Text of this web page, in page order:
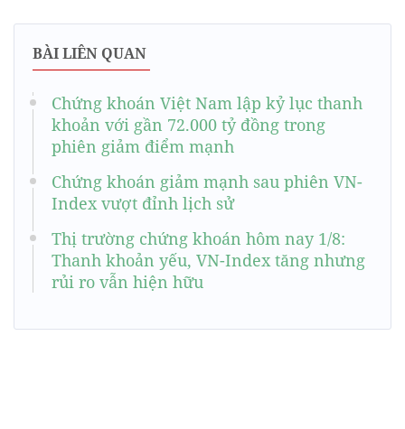
BÀI LIÊN QUAN
Chứng khoán Việt Nam lập kỷ lục thanh
khoản với gần 72.000 tỷ đồng trong
phiên giảm điểm mạnh
Chứng khoán giảm mạnh sau phiên VN-
Index vượt đỉnh lịch sử
Thị trường chứng khoán hôm nay 1/8:
Thanh khoản yếu, VN-Index tăng nhưng
rủi ro vẫn hiện hữu